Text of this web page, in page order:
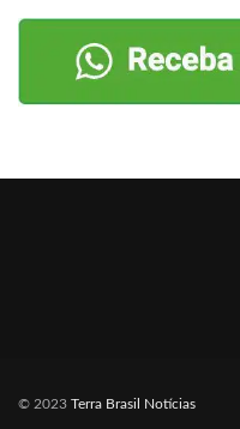
© 2023 Terra Brasil Notícias